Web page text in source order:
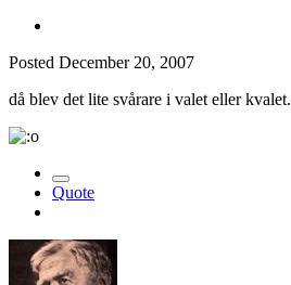
Posted December 20, 2007
då blev det lite svårare i valet eller kvalet.
Quote